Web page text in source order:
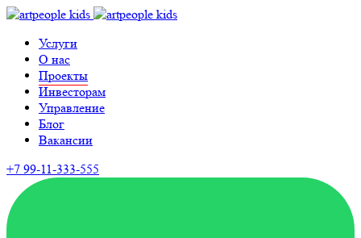
Услуги
О нас
Проекты
Инвесторам
Управление
Блог
Вакансии
+7 99-11-333-555